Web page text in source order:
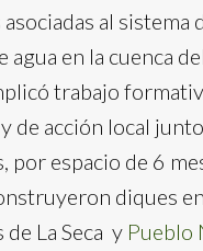
al sistema
en la cuenca
trabajo
de acción local
por espacio de 6
diques
La Seca y Pueblo